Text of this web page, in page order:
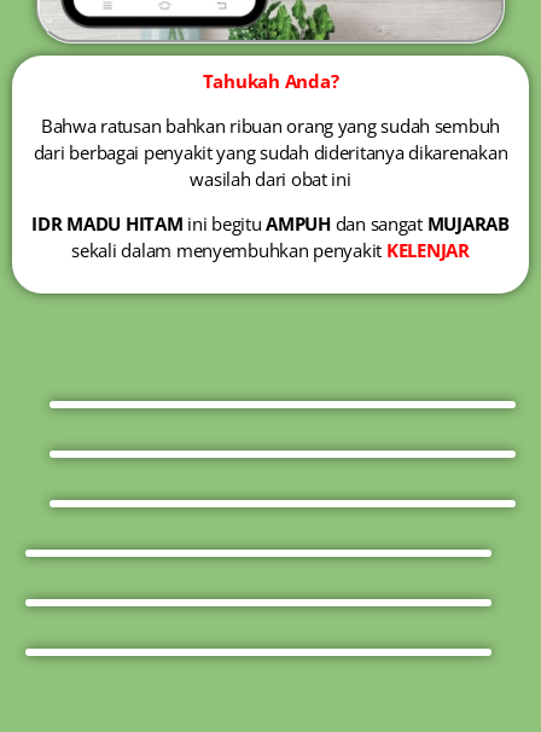
Tahukah Anda?
Bahwa ratusan bahkan ribuan orang yang sudah sembuh
dari berbagai penyakit yang sudah dideritanya dikarenakan
wasilah dari obat ini
IDR MADU HITAM ini begituAMPUHdan sangat MUJARAB
sekali dalam menyembuhkan penyakit KELENJAR